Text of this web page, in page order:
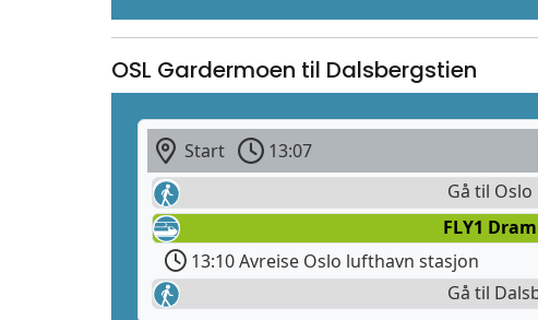
OSL Gardermoen til Dalsbergstien
Start 13:07
Gå til
FLY1
13:10 Avreise Oslo lufthavn stasjon
Gå til